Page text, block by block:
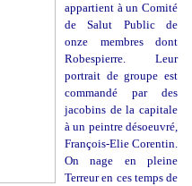
appartient à un Comité
de Salut Public de
onze membres dont
Robespierre. Leur
portrait de groupe est
commandé par des
jacobins de la capitale
à un peintre désoeuvré,
François-Elie Corentin.
On nage en pleine
Terreur en ces temps de